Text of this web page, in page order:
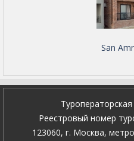
San
Pеестровый номер
123060, г. Москва,